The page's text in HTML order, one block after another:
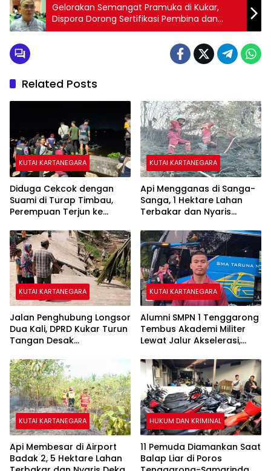
Gelorakan Semangat Pramuka di Kukar,
Dispora Dorong Sertifikasi Pembina dan
Aktifkan Gugus Depan
Related Posts
KUTAI KARTANEGARA
Diduga Cekcok dengan
Suami di Turap Timbau,
Perempuan Terjun ke
KUTAI KARTANEGARA
Api Mengganas di Sanga-
Sanga, 1 Hektare Lahan
Terbakar dan Nyaris
KUTAI KARTANEGARA
Jalan Penghubung Longsor
Dua Kali, DPRD Kukar Turun
Tangan Desak
KUTAI KARTANEGARA
Alumni SMPN 1 Tenggarong
Tembus Akademi Militer
Lewat Jalur Akselerasi,
KUTAI KARTANEGARA
Api Membesar di Airport
Badak 2, 5 Hektare Lahan
HUKUM DAN KRIMINAL
11 Pemuda Diamankan Saat
Balap Liar di Poros